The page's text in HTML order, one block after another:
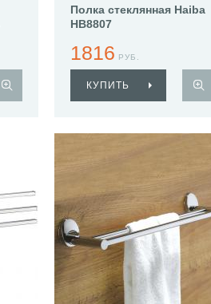
Полка стеклянная Haiba
HB8807
1816 РУБ.
КУПИТЬ